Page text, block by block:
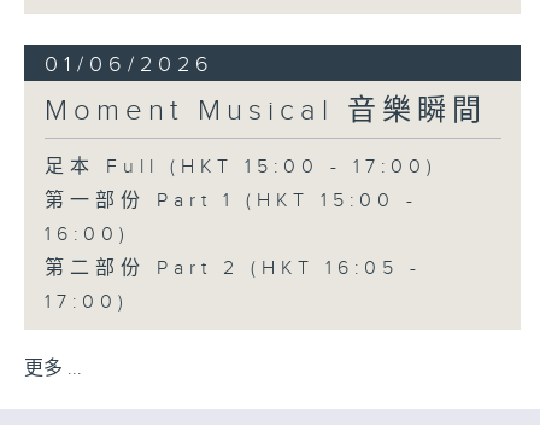
01/06/2026
Moment Musical 音樂瞬間
足本 Full (HKT 15:00 - 17:00)
第一部份 Part 1 (HKT 15:00 -
16:00)
第二部份 Part 2 (HKT 16:05 -
17:00)
更多 ...